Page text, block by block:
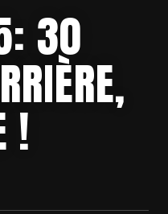
30
!